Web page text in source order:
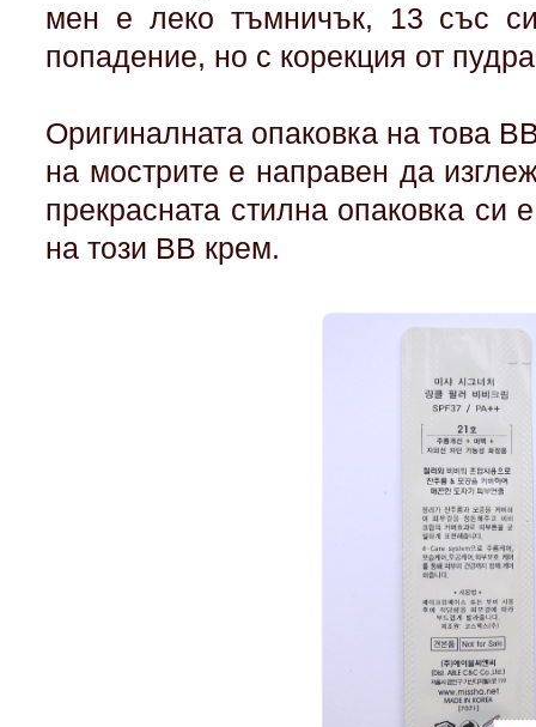
мен е леко тъмничък, 13 със
попадение, но с корекция от
Оригиналната опаковка на това
на мострите е направен да
прекрасната стилна опаковка си
на този BB крем.